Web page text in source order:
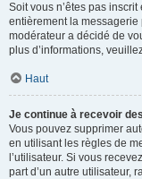
Soit vous n’êtes pas
entièrement la messagerie
modérateur a décidé de
plus d’informations,
Haut
Je continue à recevoir
Vous pouvez supprimer
en utilisant les règles de
l’utilisateur. Si vous
part d’un autre utilisateur,